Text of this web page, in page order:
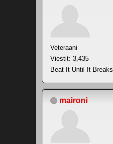
Veteraani
Viestit: 3,435
Beat It Until It Breaks
maironi